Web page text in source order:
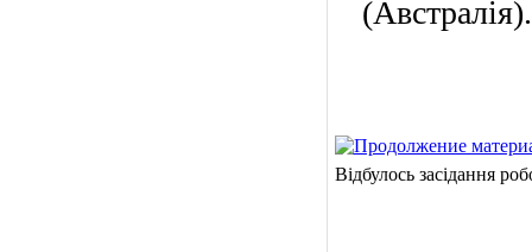
(Австралія).
Відбулось засідання